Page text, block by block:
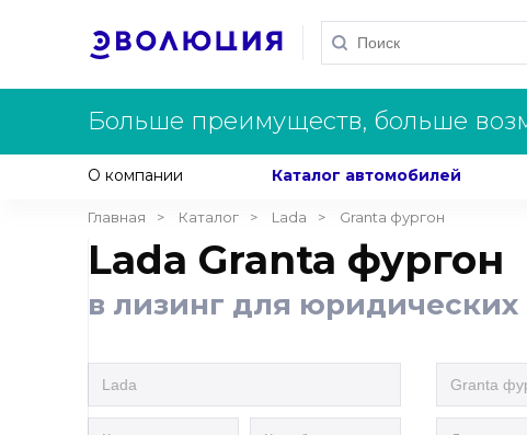
Больше преимуществ, больше
О компании Каталог автомобилей
Главная Каталог Lada Granta фургон
Lada Granta фургон
в лизинг для